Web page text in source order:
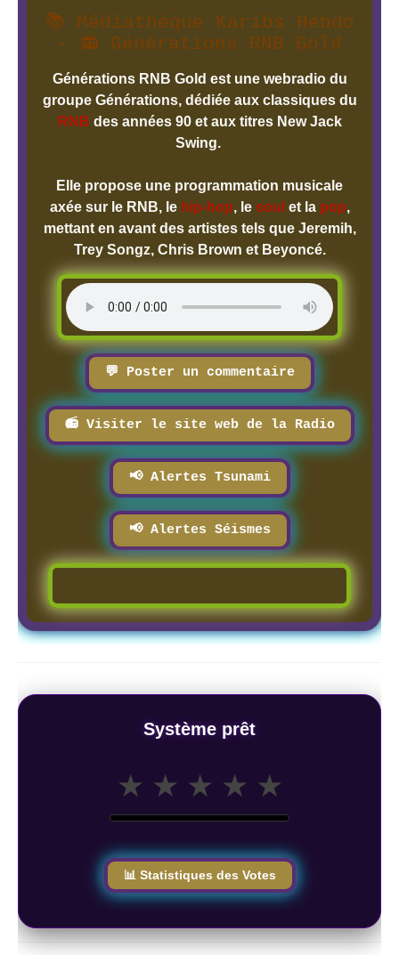
📚 Médiathèque Karibs Hebdo
- 📻 Générations RNB Gold
Générations RNB Gold est une webradio du
groupe Générations, dédiée aux classiques du
RNB des années 90 et aux titres New Jack
Swing.
Elle propose une programmation musicale
axée sur le RNB, le hip-hop, le soul et la pop,
mettant en avant des artistes tels que Jeremih,
Trey Songz, Chris Brown et Beyoncé.
💬 Poster un commentaire
📻 Visiter le site web de la Radio
📢 Alertes Tsunami
📢 Alertes Séismes
Système prêt
★ ★ ★ ★ ★
📊 Statistiques des Votes